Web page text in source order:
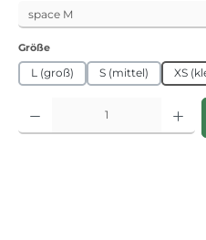
Größeauswählen
L (groß) S (mittel) XS
Produkt Anzahl: Gib den